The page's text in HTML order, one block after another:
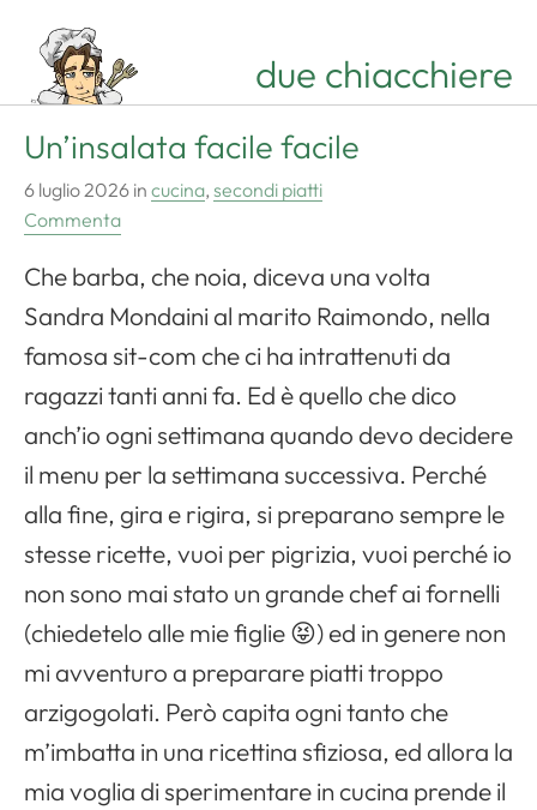
due chiacchiere
Un’insalata facile facile
6 luglio 2026 in cucina, secondi piatti
Commenta
Che barba, che noia, diceva una volta
Sandra Mondaini al marito Raimondo, nella
famosa sit-com che ci ha intrattenuti da
ragazzi tanti anni fa. Ed è quello che dico
anch’io ogni settimana quando devo decidere
il menu per la settimana successiva. Perché
alla fine, gira e rigira, si preparano sempre le
stesse ricette, vuoi per pigrizia, vuoi perché io
non sono mai stato un grande chef ai fornelli
(chiedetelo alle mie figlie 😝) ed in genere non
mi avventuro a preparare piatti troppo
arzigogolati. Però capita ogni tanto che
m’imbatta in una ricettina sfiziosa, ed allora la
mia voglia di sperimentare in cucina prende il